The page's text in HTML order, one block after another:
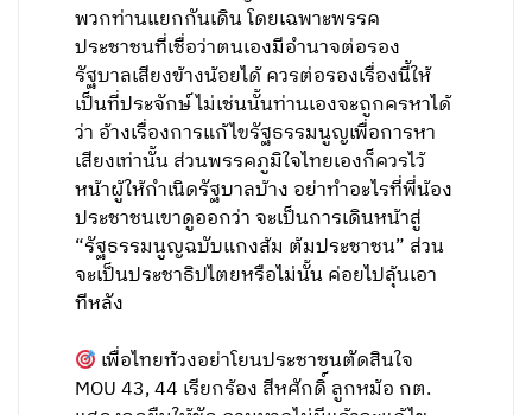
พวกท่านแยกกันเดิน โดยเฉพาะพรรค
ประชาชนที่เชื่อว่าตนเองมีอำนาจต่อรอง
รัฐบาลเสียงข้างน้อยได้ ควรต่อรองเรื่องนี้ให้
เป็นที่ประจักษ์ ไม่เช่นนั้นท่านเองจะถูกครหาได้
ว่า อ้างเรื่องการแก้ไขรัฐธรรมนูญเพื่อการหา
เสียงเท่านั้น ส่วนพรรคภูมิใจไทยเองก็ควรไว้
หน้าผู้ให้กำเนิดรัฐบาลบ้าง อย่าทำอะไรที่พี่น้อง
ประชาชนเขาดูออกว่า จะเป็นการเดินหน้าสู่
“รัฐธรรมนูญฉบับแกงส้ม ต้มประชาชน” ส่วน
จะเป็นประชาธิปไตยหรือไม่นั้น ค่อยไปลุ้นเอา
ทีหลัง
เพื่อไทยท้วงอย่าโยนประชาชนตัดสินใจ
MOU 43, 44 เรียกร้อง สีหศักดิ์ ลูกหม้อ กต.